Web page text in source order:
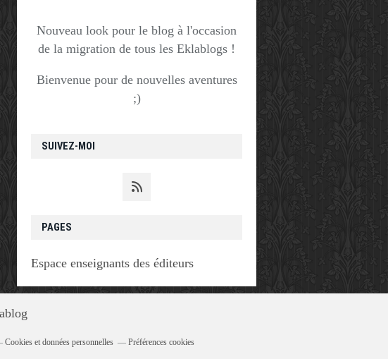
SUIVEZ-MOI
PAGES
Espace enseignants des éditeurs
Nouveau look pour le blog à l'occasion
de la migration de tous les Eklablogs !
Bienvenue pour de nouvelles aventures
;)
Cookies et données personnelles Préférences cookies